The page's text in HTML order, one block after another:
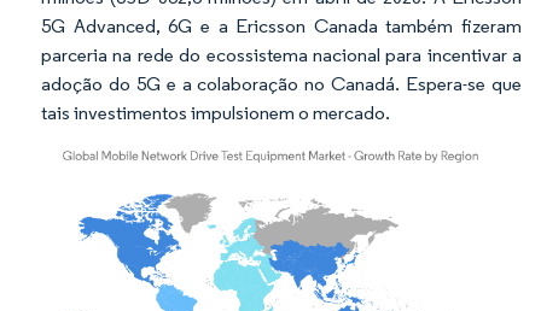
5G Advanced, 6G e a Ericsson Canada também fizeram
parceria na rede do ecossistema nacional para incentivar a
adoção do 5G e a colaboração no Canadá. Espera-se que
tais investimentos impulsionem o mercado.